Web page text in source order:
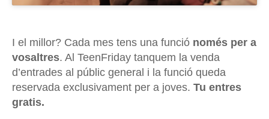
I el millor? Cada mes tens una funció només per a
vosaltres. Al TeenFriday tanquem la venda
d’entrades al públic general i la funció queda
reservada exclusivament per a joves. Tu entres
gratis.